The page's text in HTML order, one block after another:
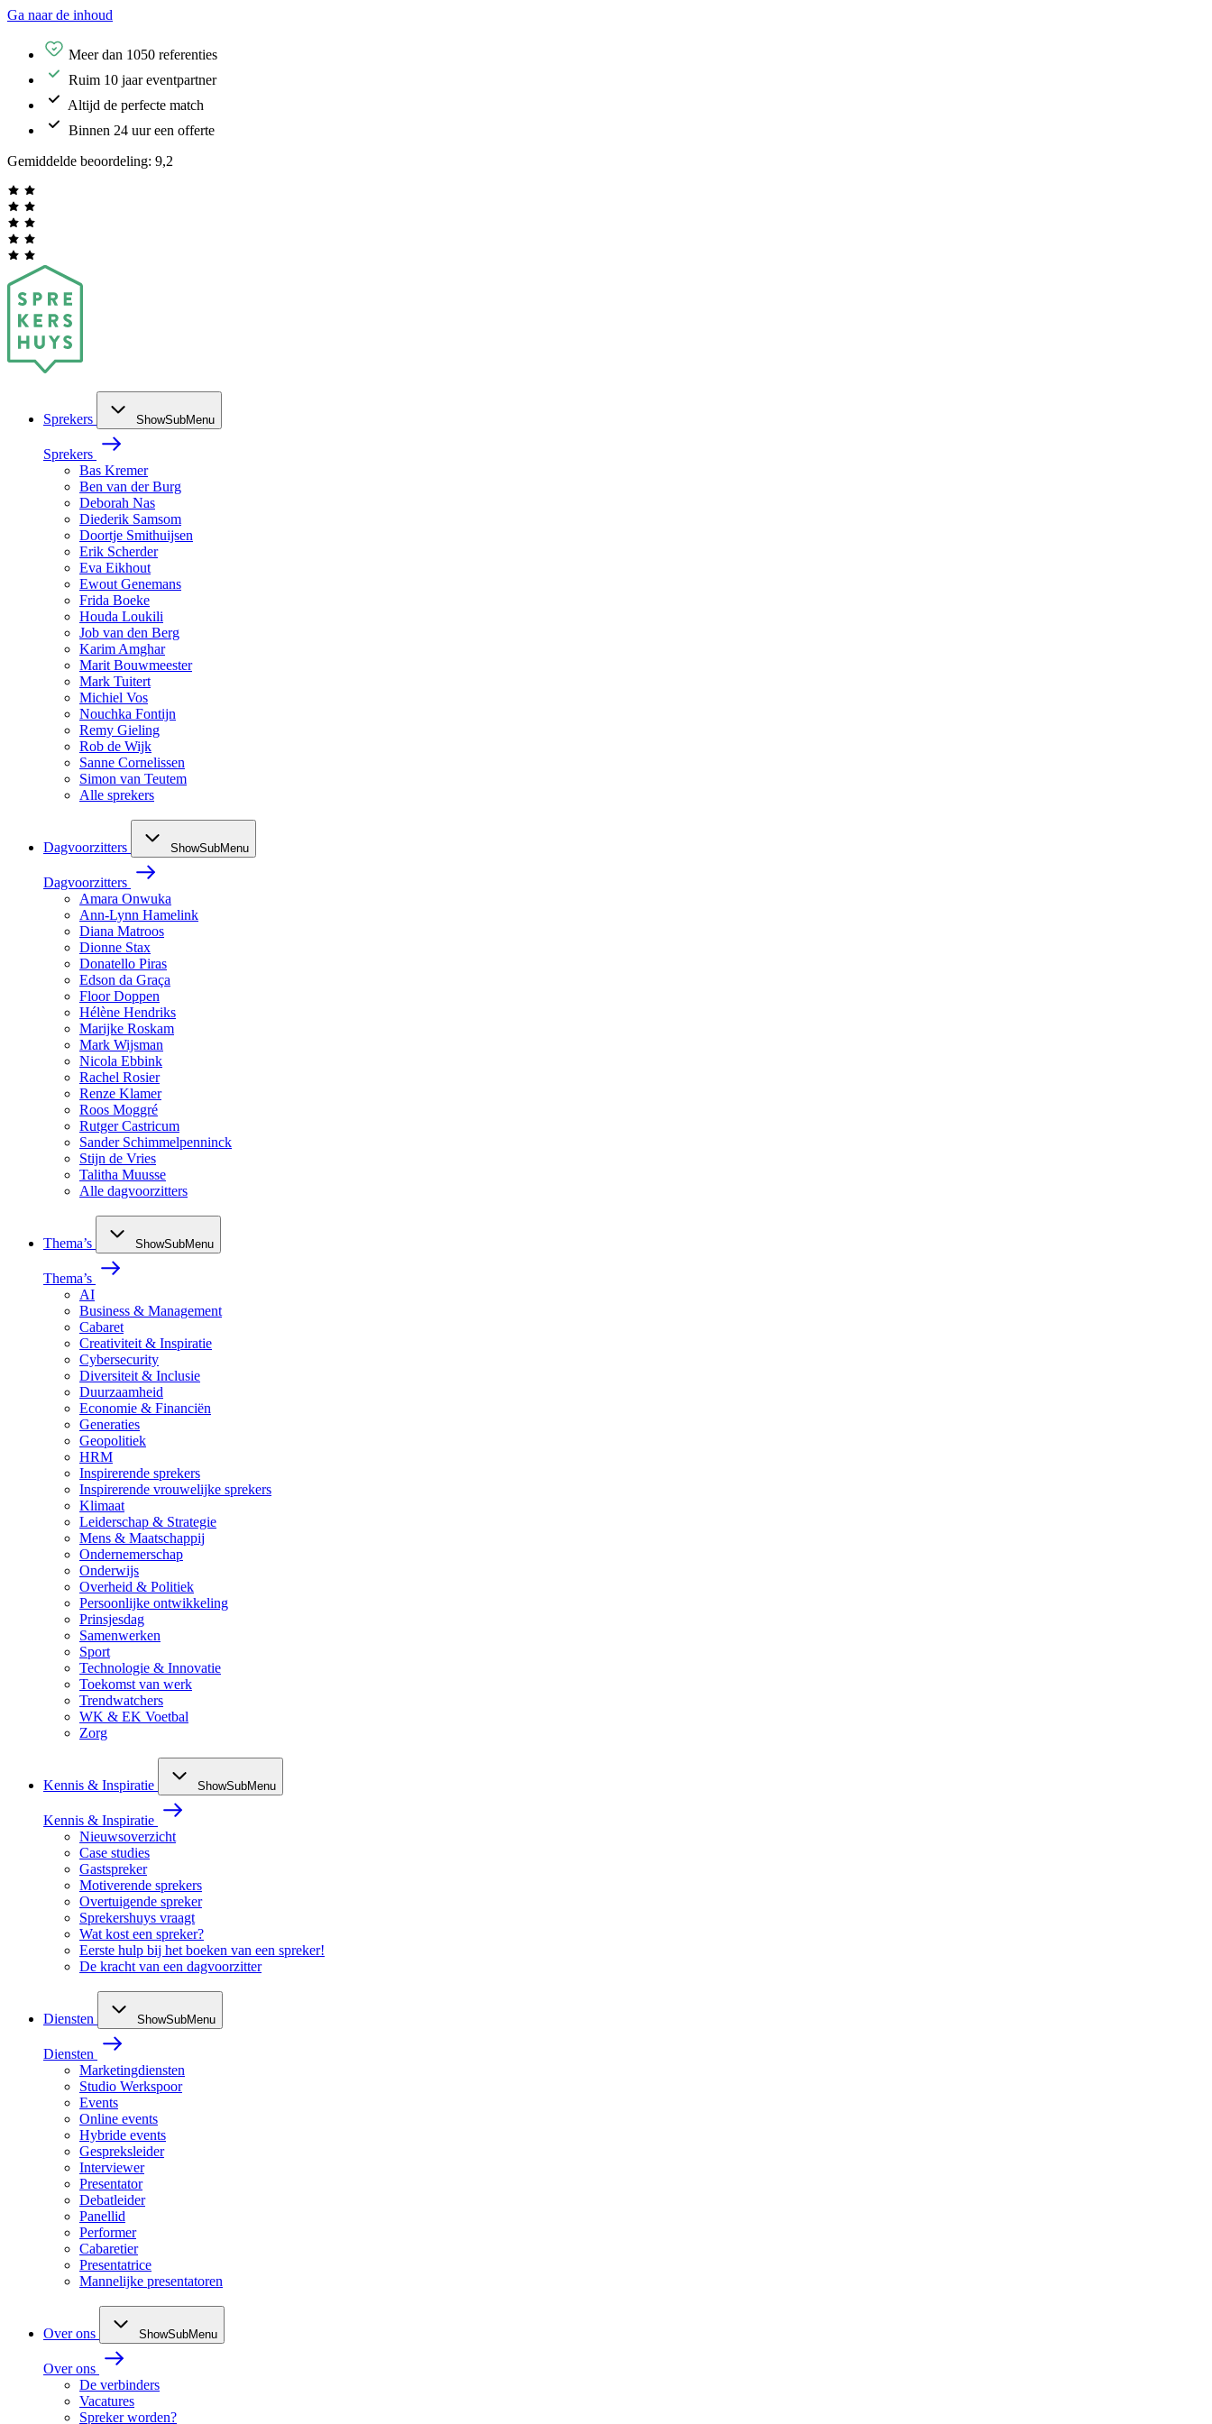
Ga naar de inhoud
Meer dan 1050 referenties
Ruim 10 jaar eventpartner
Altijd de perfecte match
Binnen 24 uur een offerte
Gemiddelde beoordeling: 9,2
Sprekers ShowSubMenu
Sprekers
Bas Kremer
Ben van der Burg
Deborah Nas
Diederik Samsom
Doortje Smithuijsen
Erik Scherder
Eva Eikhout
Ewout Genemans
Frida Boeke
Houda Loukili
Job van den Berg
Karim Amghar
Marit Bouwmeester
Mark Tuitert
Michiel Vos
Nouchka Fontijn
Remy Gieling
Rob de Wijk
Sanne Cornelissen
Simon van Teutem
Alle sprekers
Dagvoorzitters ShowSubMenu
Dagvoorzitters
Amara Onwuka
Ann-Lynn Hamelink
Diana Matroos
Dionne Stax
Donatello Piras
Edson da Graça
Floor Doppen
Hélène Hendriks
Marijke Roskam
Mark Wijsman
Nicola Ebbink
Rachel Rosier
Renze Klamer
Roos Moggré
Rutger Castricum
Sander Schimmelpenninck
Stijn de Vries
Talitha Muusse
Alle dagvoorzitters
Thema’s ShowSubMenu
Thema’s
AI
Business & Management
Cabaret
Creativiteit & Inspiratie
Cybersecurity
Diversiteit & Inclusie
Duurzaamheid
Economie & Financiën
Generaties
Geopolitiek
HRM
Inspirerende sprekers
Inspirerende vrouwelijke sprekers
Klimaat
Leiderschap & Strategie
Mens & Maatschappij
Ondernemerschap
Onderwijs
Overheid & Politiek
Persoonlijke ontwikkeling
Prinsjesdag
Samenwerken
Sport
Technologie & Innovatie
Toekomst van werk
Trendwatchers
WK & EK Voetbal
Zorg
Kennis & Inspiratie ShowSubMenu
Kennis & Inspiratie
Nieuwsoverzicht
Case studies
Gastspreker
Motiverende sprekers
Overtuigende spreker
Sprekershuys vraagt
Wat kost een spreker?
Eerste hulp bij het boeken van een spreker!
De kracht van een dagvoorzitter
Diensten ShowSubMenu
Diensten
Marketingdiensten
Studio Werkspoor
Events
Online events
Hybride events
Gespreksleider
Interviewer
Presentator
Debatleider
Panellid
Performer
Cabaretier
Presentatrice
Mannelijke presentatoren
Over ons ShowSubMenu
Over ons
De verbinders
Vacatures
Spreker worden?